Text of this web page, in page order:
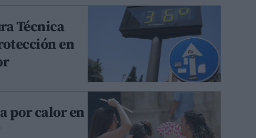
Técnica
en
por calor en